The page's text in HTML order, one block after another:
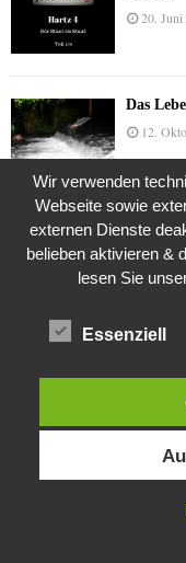
20. Juni
Das
12.
9. Juli
Was ist
Die
Diese Website
Website stimmst du der
Wir verwenden
Webseite sowie
externen Dienste
belieben aktivieren &
lesen Sie
Essenziell